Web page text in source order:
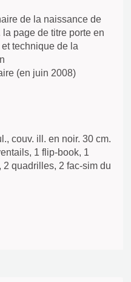
de la naissance de
page de titre porte en
technique de la
(en juin 2008)
couv. ill. en noir. 30 cm.
1 flip-book, 1
2 quadrilles, 2 fac-sim du